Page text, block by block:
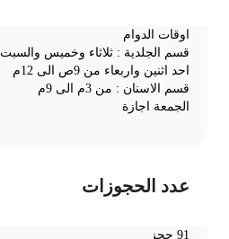
اوقات الدوام
قسم الجلدية : ثلاثاء وخميس والسبت من 4م الى 7م
احد اثنين واربعاء من 9ص الى 12م
قسم الاسنان : من 3م الى 9م
الجمعة اجازة
عدد الحجوزات